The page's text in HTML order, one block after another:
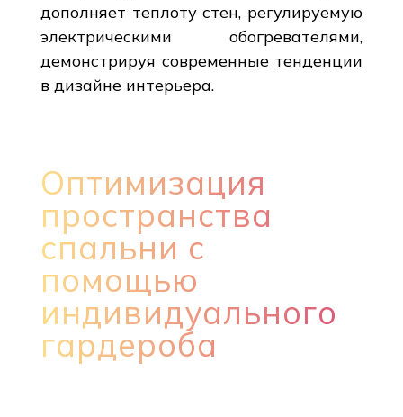
дополняет теплоту стен, регулируемую
электрическими обогревателями,
демонстрируя современные тенденции
в дизайне интерьера.
Оптимизация
пространства
спальни с
помощью
индивидуального
гардероба